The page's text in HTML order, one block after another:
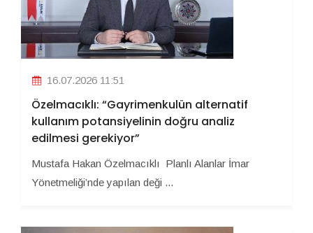
16.07.2026 11:51
Özelmacıklı: “Gayrimenkulün alternatif
kullanım potansiyelinin doğru analiz
edilmesi gerekiyor”
Mustafa Hakan Özelmacıklı Planlı Alanlar İmar
Yönetmeliği’nde yapılan deği ...